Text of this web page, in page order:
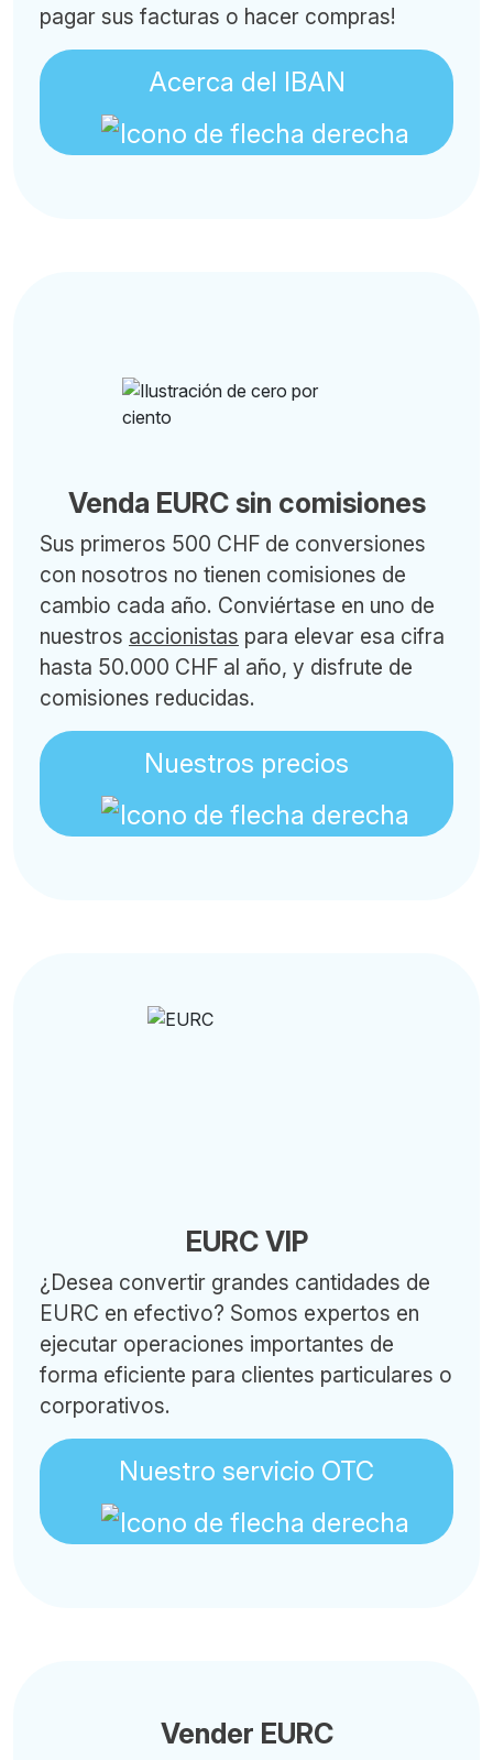
pagar sus facturas o hacer compras!
Acerca del IBAN
Venda EURC sin comisiones
Sus primeros 500 CHF de conversiones
con nosotros no tienen comisiones de
cambio cada año. Conviértase en uno de
nuestros accionistas para elevar esa cifra
hasta 50.000 CHF al año, y disfrute de
comisiones reducidas.
Nuestros precios
EURC VIP
¿Desea convertir grandes cantidades de
EURC en efectivo? Somos expertos en
ejecutar operaciones importantes de
forma eficiente para clientes particulares o
corporativos.
Nuestro servicio OTC
Vender EURC